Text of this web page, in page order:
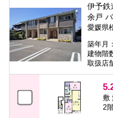
伊予鉄
余戸
愛媛県
築年月
建物階
取扱店
敷
2